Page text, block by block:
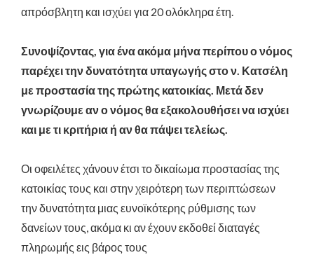
απρόσβλητη και ισχύει για 20 ολόκληρα έτη.
Συνοψίζοντας, για ένα ακόμα μήνα περίπου ο νόμος
παρέχει την δυνατότητα υπαγωγής στο ν. Κατσέλη
με προστασία της πρώτης κατοικίας. Μετά δεν
γνωρίζουμε αν ο νόμος θα εξακολουθήσει να ισχύει
και με τι κριτήρια ή αν θα πάψει τελείως.
Οι οφειλέτες χάνουν έτσι το δικαίωμα προστασίας της
κατοικίας τους και στην χειρότερη των περιπτώσεων
την δυνατότητα μιας ευνοϊκότερης ρύθμισης των
δανείων τους, ακόμα κι αν έχουν εκδοθεί διαταγές
πληρωμής εις βάρος τους